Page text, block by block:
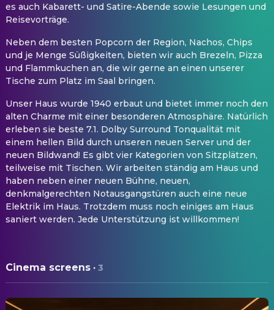
es auch Kabarett- und Satire-Abende sowie Lesungen und
Reisevorträge.
Neben dem besten Popcorn der Region, Nachos, Chips
und je Menge Süßigkeiten, bieten wir auch Brezeln, Pizza
und Flammkuchen an, die wir gerne an einen unserer
Tische zum Platz im Saal bringen.
Unser Haus wurde 1940 erbaut und bietet immer noch den
alten Charme mit einer besonderen Atmosphäre. Natürlich
erleben sie beste 7.1. Dolby Surround Tonqualität mit
einem hellen Bild durch unseren neuen Server und der
neuen Bildwand! Es gibt vier Kategorien von Sitzplätzen,
teilweise mit Tischen. Wir arbeiten ständig am Haus und
haben neben einer neuen Bühne, neuen,
denkmalgerechten Notausgangstüren auch eine neue
Elektrik im Haus. Trotzdem muss noch einiges am Haus
saniert werden. Jede Unterstützung ist willkommen!
Cinema screens · 3